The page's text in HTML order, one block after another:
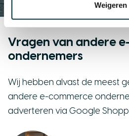
Weigeren
Vragen van andere
ondernemers
Wij hebben alvast de meest
andere e-commerce
adverteren via Google